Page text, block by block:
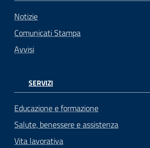
Notizie
Comunicati Stampa
Avvisi
SERVIZI
Educazione e formazione
Salute, benessere e assistenza
Vita lavorativa